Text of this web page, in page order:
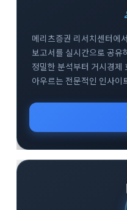
메리츠증권 리서치센터에
보고서를 실시간으로 공유
정밀한 분석부터 거시경제
아우르는 전문적인 인사이
높은 데이터를 엄선하여 전